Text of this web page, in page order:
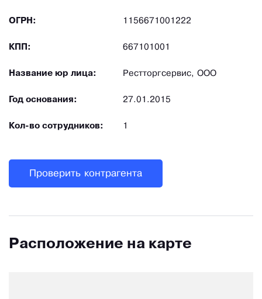
ОГРН: 1156671001222
КПП: 667101001
Название юр лица: Рестторгсервис, ООО
Год основания: 27.01.2015
Кол-во сотрудников: 1
Проверить контрагента
Расположение на карте